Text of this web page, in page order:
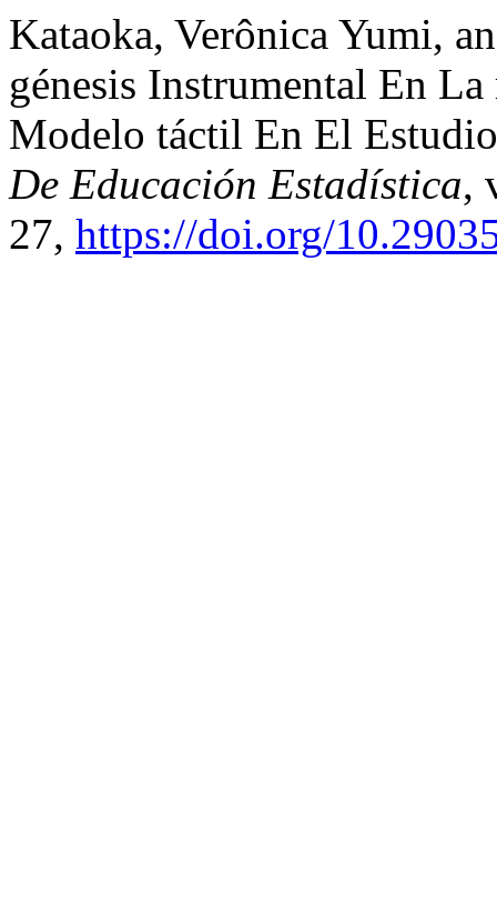
Kataoka, Verônica Yumi,
génesis Instrumental En
Modelo táctil En El
De Educación Estadística,
27, https://doi.org/